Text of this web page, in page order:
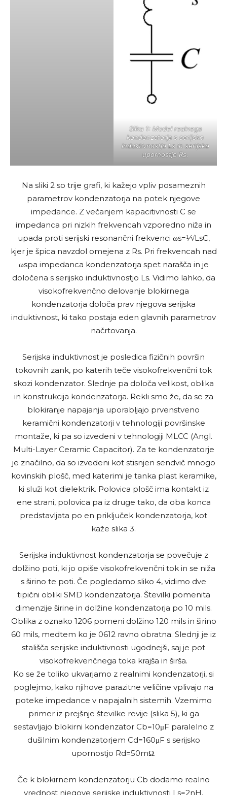
Slika 1: Model realnega
kondenzatorja s serijsko
induktivnostjo Ls in serijsko
upornostjo Rs.
Na sliki 2 so trije grafi, ki kažejo vpliv posameznih
parametrov kondenzatorja na potek njegove
impedance. Z večanjem kapacitivnosti C se
impedanca pri nizkih frekvencah vzporedno niža in
upada proti serijski resonančni frekvenci ωs=1⁄√LsC,
kjer je špica navzdol omejena z Rs. Pri frekvencah nad
ωspa impedanca kondenzatorja spet narašča in je
določena s serijsko induktivnostjo Ls. Vidimo lahko, da
visokofrekvenčno delovanje blokirnega
kondenzatorja določa prav njegova serijska
induktivnost, ki tako postaja eden glavnih parametrov
načrtovanja.
Serijska induktivnost je posledica fizičnih površin
tokovnih zank, po katerih teče visokofrekvenčni tok
skozi kondenzator. Slednje pa določa velikost, oblika
in konstrukcija kondenzatorja. Rekli smo že, da se za
blokiranje napajanja uporabljajo prvenstveno
keramični kondenzatorji v tehnologiji površinske
montaže, ki pa so izvedeni v tehnologiji MLCC (Angl.
Multi-Layer Ceramic Capacitor). Za te kondenzatorje
je značilno, da so izvedeni kot stisnjen sendvič mnogo
kovinskih plošč, med katerimi je tanka plast keramike,
ki služi kot dielektrik. Polovica plošč ima kontakt iz
ene strani, polovica pa iz druge tako, da oba konca
predstavljata po en priključek kondenzatorja, kot
kaže slika 3.
Serijska induktivnost kondenzatorja se povečuje z
dolžino poti, ki jo opiše visokofrekvenčni tok in se niža
s širino te poti. Če pogledamo sliko 4, vidimo dve
tipični obliki SMD kondenzatorja. Številki pomenita
dimenzije širine in dolžine kondenzatorja po 10 mils.
Oblika z oznako 1206 pomeni dolžino 120 mils in širino
60 mils, medtem ko je 0612 ravno obratna. Slednji je iz
stališča serijske induktivnosti ugodnejši, saj je pot
visokofrekvenčnega toka krajša in širša.
Ko se že toliko ukvarjamo z realnimi kondenzatorji, si
poglejmo, kako njihove parazitne veličine vplivajo na
poteke impedance v napajalnih sistemih. Vzemimo
primer iz prejšnje številke revije (slika 5), ki ga
sestavljajo blokirni kondenzator Cb=10μF paralelno z
dušilnim kondenzatorjem Cd=160μF s serijsko
upornostjo Rd=50mΩ.
Če k blokirnem kondenzatorju Cb dodamo realno
vrednost njegove serijske induktivnosti Ls=2nH,